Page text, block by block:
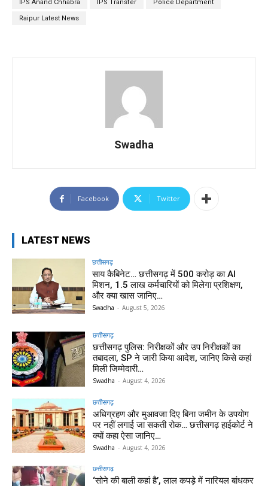
IPS Anand Chhabra IPS Transfer Police Department
Raipur Latest News
Swadha
Facebook Twitter
LATEST NEWS
छत्तीसगढ़
साय कैबिनेट… छत्तीसगढ़ में 500 करोड़ का AI
मिशन, 1.5 लाख कर्मचारियों को मिलेगा प्रशिक्षण,
और क्या खास जानिए…
Swadha - August 5, 2026
छत्तीसगढ़
छत्तीसगढ़ पुलिस: निरीक्षकों और उप निरीक्षकों का
तबादला, SP ने जारी किया आदेश, जानिए किसे कहां
मिली जिम्मेदारी…
Swadha - August 4, 2026
छत्तीसगढ़
अधिग्रहण और मुआवजा दिए बिना जमीन के उपयोग
पर नहीं लगाई जा सकती रोक… छत्तीसगढ़ हाईकोर्ट ने
क्यों कहा ऐसा जानिए…
Swadha - August 4, 2026
छत्तीसगढ़
‘सोने की बाली कहां है’, लाल कपड़े में नारियल बांधकर